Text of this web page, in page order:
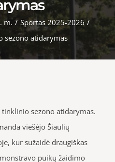
m. / Sportas 2025-2026 /
sezono atidarymas
sezono atidarymas.
viešėjo Šiaulių
kur sužaidė draugiškas
puikų žaidimo